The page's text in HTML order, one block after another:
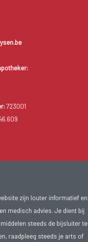
723001
zijn louter informatief en
medisch advies. Je dient bij
steeds de bijsluiter te
raadpleeg steeds je arts of